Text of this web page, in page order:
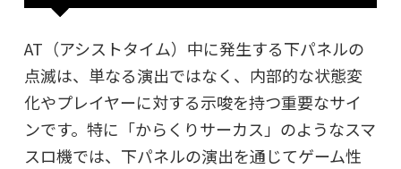
AT（アシストタイム）中に発生する下パネルの
点滅は、単なる演出ではなく、内部的な状態変
化やプレイヤーに対する示唆を持つ重要なサイ
ンです。特に「からくりサーカス」のようなスマ
スロ機では、下パネルの演出を通じてゲーム性